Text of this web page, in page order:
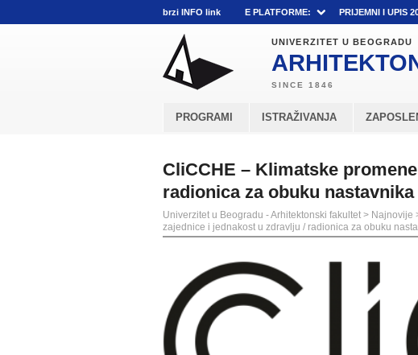
brzi INFO link E PLATFORME: PRIJEMNI I UPIS
UNIVERZITET U BEOGRADU
PROGRAMI ISTRAŽIVANJA
CliCCHE – Klimatske
radionica za obuku nastavnika
Univerzitet u Beogradu - Arhitektonski fakultet > Najnovije
zajednice i jednakost u zdravlju / radionica za obuku